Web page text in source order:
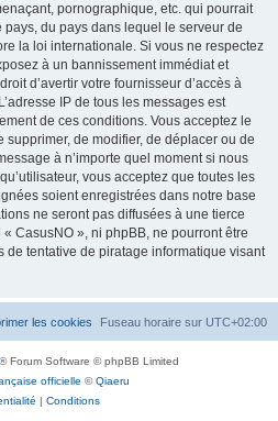
pornographique, etc. qui pourrait
du pays dans lequel le serveur de
la loi internationale. Si vous ne respectez
à un bannissement immédiat et
d’avertir votre fournisseur d’accès à
IP de tous les messages est
de ces conditions. Vous acceptez le
supprimer, de modifier, de déplacer ou de
à n’importe quel moment si nous
vous acceptez que toutes les
soient enregistrées dans notre base
ne seront pas diffusées à une tierce
CasusNO », ni phpBB, ne pourront être
de tentative de piratage informatique visant
Fuseau horaire sur UTC+02:00
les cookies
® Forum Software © phpBB Limited
officielle ©Qiaeru
| Conditions